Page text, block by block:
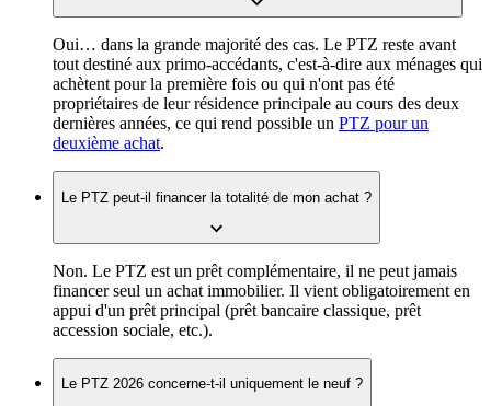
Oui… dans la grande majorité des cas. Le PTZ reste avant
tout destiné aux primo-accédants, c'est-à-dire aux ménages qui
achètent pour la première fois ou qui n'ont pas été
propriétaires de leur résidence principale au cours des deux
dernières années, ce qui rend possible un PTZ pour un
deuxième achat.
Le PTZ peut-il financer la totalité de mon achat ?
Non. Le PTZ est un prêt complémentaire, il ne peut jamais
financer seul un achat immobilier. Il vient obligatoirement en
appui d'un prêt principal (prêt bancaire classique, prêt
accession sociale, etc.).
Le PTZ 2026 concerne-t-il uniquement le neuf ?